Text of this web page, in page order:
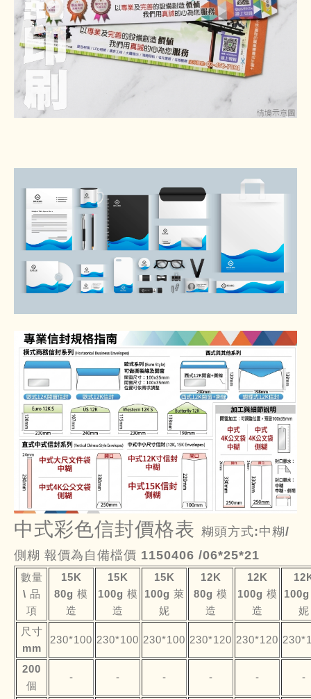
中式彩色信封價格表 糊頭方式:中糊/
側糊 報價為自備檔價 1150406 /06*25*21
數量
\ 品
項
15K
80g 模
造
15K
100g 模
造
15K
100g 萊
妮
12K
80g 模
造
12K
100g 模
造
妮
尺寸
mm
230*100 230*100 230*100 230*120 230*120
200
個
- - - - - -